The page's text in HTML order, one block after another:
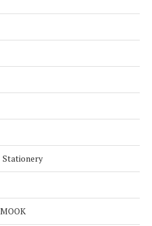
Stationery